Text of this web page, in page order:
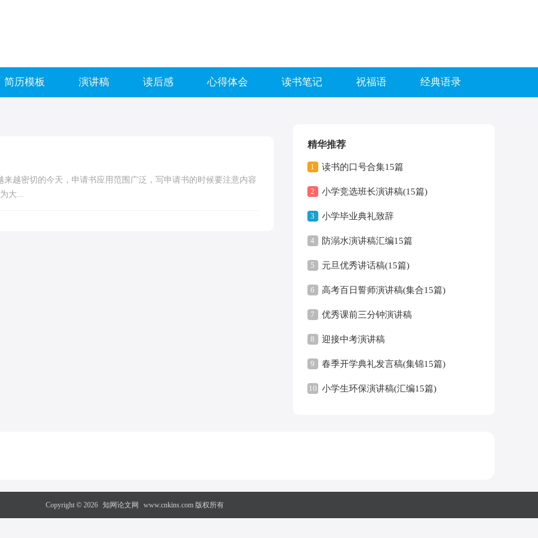
简历模板 演讲稿 读后感 心得体会 读书笔记 祝福语 经典语录
越密切的今天，申请书应用范围广泛，写申请书的时候要注意内容
大...
精华推荐
1 读书的口号合集15篇
2 小学竞选班长演讲稿(15篇)
3 小学毕业典礼致辞
4 防溺水演讲稿汇编15篇
5 元旦优秀讲话稿(15篇)
6 高考百日誓师演讲稿(集合15篇)
7 优秀课前三分钟演讲稿
8 迎接中考演讲稿
9 春季开学典礼发言稿(集锦15篇)
10 小学生环保演讲稿(汇编15篇)
Copyright © 2026 知网论文网 www.cnkins.com 版权所有